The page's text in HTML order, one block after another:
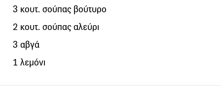
3 κουτ. σούπας βούτυρο
2 κουτ. σούπας αλεύρι
3 αβγά
1 λεμόνι